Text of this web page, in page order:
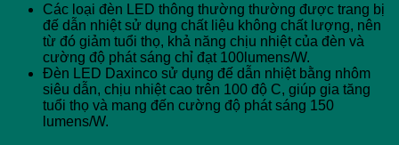
Các loại đèn LED thông thường thường được trang bị
đế dẫn nhiệt sử dụng chất liệu không chất lượng, nên
từ đó giảm tuổi thọ, khả năng chịu nhiệt của đèn và
cường độ phát sáng chỉ đạt 100lumens/W.
Đèn LED Daxinco sử dụng đế dẫn nhiệt bằng nhôm
siêu dẫn, chịu nhiệt cao trên 100 độ C, giúp gia tăng
tuổi thọ và mang đến cường độ phát sáng 150
lumens/W.